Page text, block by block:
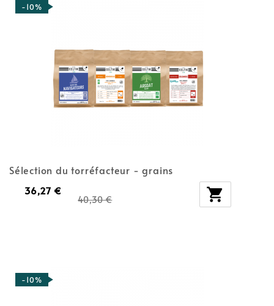
-10%
Sélection du torréfacteur - grains
36,27 €
40,30 € 
-10%